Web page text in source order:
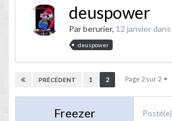
deuspower
Parberurier, 12 janvier dans
deuspower
PRÉCÉDENT 1 2 Page 2 sur 2
Freezer Posté(e)